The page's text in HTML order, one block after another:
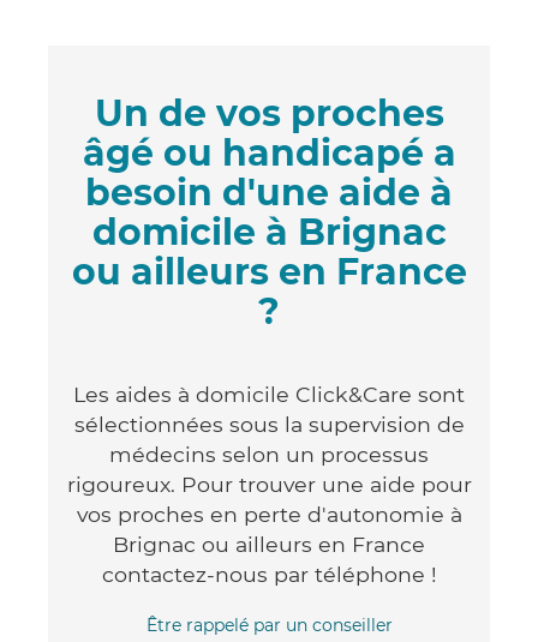
Un de vos proches
âgé ou handicapé a
besoin d'une aide à
domicile à Brignac
ou ailleurs en France
?
Les aides à domicile Click&Care sont
sélectionnées sous la supervision de
médecins selon un processus
rigoureux. Pour trouver une aide pour
vos proches en perte d'autonomie à
Brignac ou ailleurs en France
contactez-nous par téléphone !
Être rappelé par un conseiller